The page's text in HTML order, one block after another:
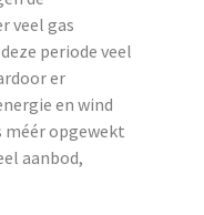
veel gas
periode veel
er
en wind
méér opgewekt
aanbod,